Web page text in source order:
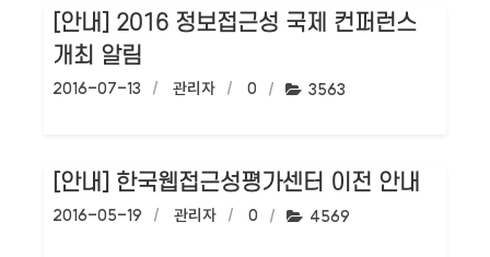
[안내] 2016 정보접근성 국제 컨퍼런스
개최 알림
작성일:
2016-07-13 작성자:
관리자 댓글수:
0 조회수:
3563
[안내] 한국웹접근성평가센터 이전 안내
작성일:
2016-05-19 작성자:
관리자 댓글수:
0 조회수:
4569